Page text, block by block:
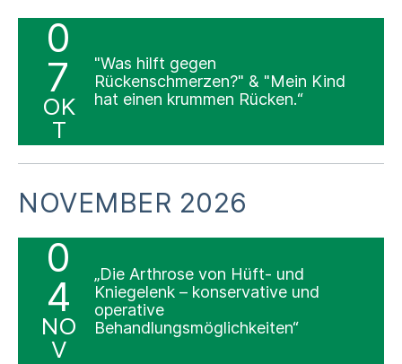
0
7
OK
T
"Was hilft gegen
Rückenschmerzen?" & "Mein Kind
hat einen krummen Rücken.“
NOVEMBER 2026
0
4
NO
V
„Die Arthrose von Hüft- und
Kniegelenk – konservative und
operative
Behandlungsmöglichkeiten“